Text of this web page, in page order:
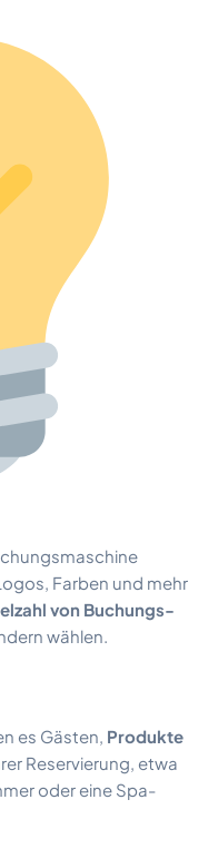
Farben und mehr
von Buchungs-
wählen.
es Gästen, Produkte
Reservierung, etwa
oder eine Spa-